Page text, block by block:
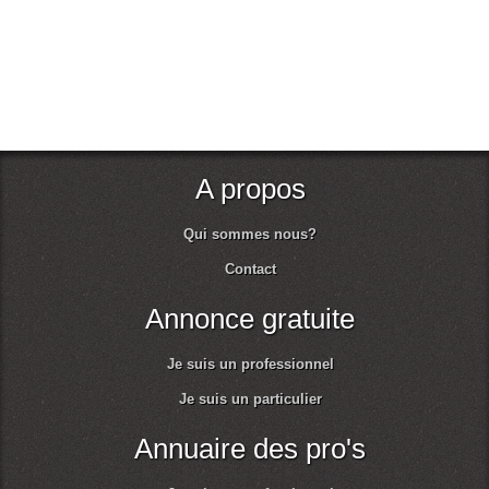
A propos
Qui sommes nous?
Contact
Annonce gratuite
Je suis un professionnel
Je suis un particulier
Annuaire des pro's